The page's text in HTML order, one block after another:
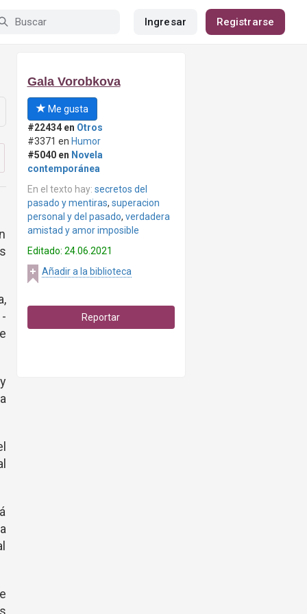
Ingresar Registrarse
Gala Vorobkova
Me gusta
#22434 en Otros
#3371 en Humor
#5040 en Novela
contemporánea
En el texto hay: secretos del
pasado y mentiras, superacion
personal y del pasado, verdadera
amistad y amor imposible
Editado: 24.06.2021
Añadir a la biblioteca
Reportar